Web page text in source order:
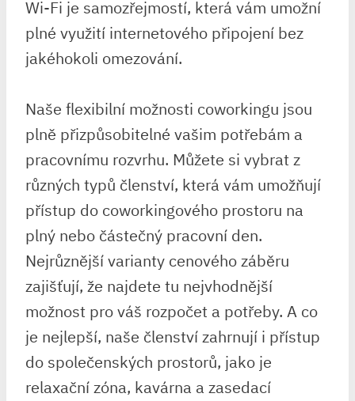
Wi-Fi je samozřejmostí, která vám umožní
plné využití internetového připojení bez
jakéhokoli omezování.
Naše flexibilní možnosti coworkingu jsou
plně přizpůsobitelné vašim potřebám a
pracovnímu rozvrhu. Můžete si vybrat z
různých typů členství, která vám umožňují
přístup do coworkingového prostoru na
plný nebo částečný pracovní den.
Nejrůznější varianty cenového záběru
zajišťují, že najdete tu nejvhodnější
možnost pro váš rozpočet a potřeby. A co
je nejlepší, naše členství zahrnují i přístup
do společenských prostorů, jako je
relaxační zóna, kavárna a zasedací